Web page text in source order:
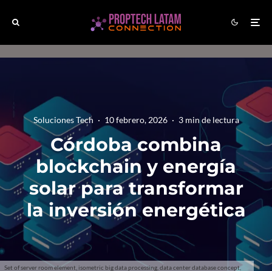
Set of server room element, isometric big data processing, data center database concept,
Soluciones Tech · 10 febrero, 2026 · 3 min de lectura
Córdoba combina
blockchain y energía
solar para transformar
la inversión energética